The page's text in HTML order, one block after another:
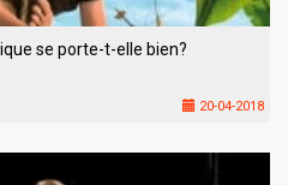
se porte-t-elle bien?
20-04-2018